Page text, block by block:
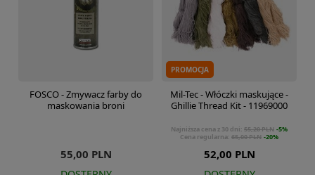
FOSCO - Zmywacz farby do
maskowania broni
55,00 PLN
PROMOCJA
Mil-Tec - Włóczki maskujące -
Ghillie Thread Kit - 11969000
52,00 PLN
Najniższa cena z 30 dni: 55,20 PLN -5%
Cena regularna: 65,00 PLN -20%